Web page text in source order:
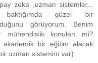
zeka ,uzman sistemler...
güzel bir
görüyorum. Benim
mühendislik konuları mi?
bir eğitim alacak
uzman sistemim var)